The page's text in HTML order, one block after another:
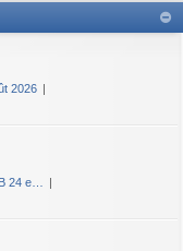
2026
24 e…